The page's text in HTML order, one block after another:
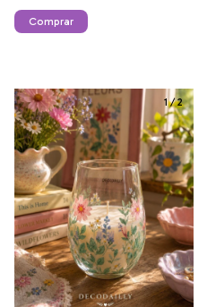
Comprar
1/2